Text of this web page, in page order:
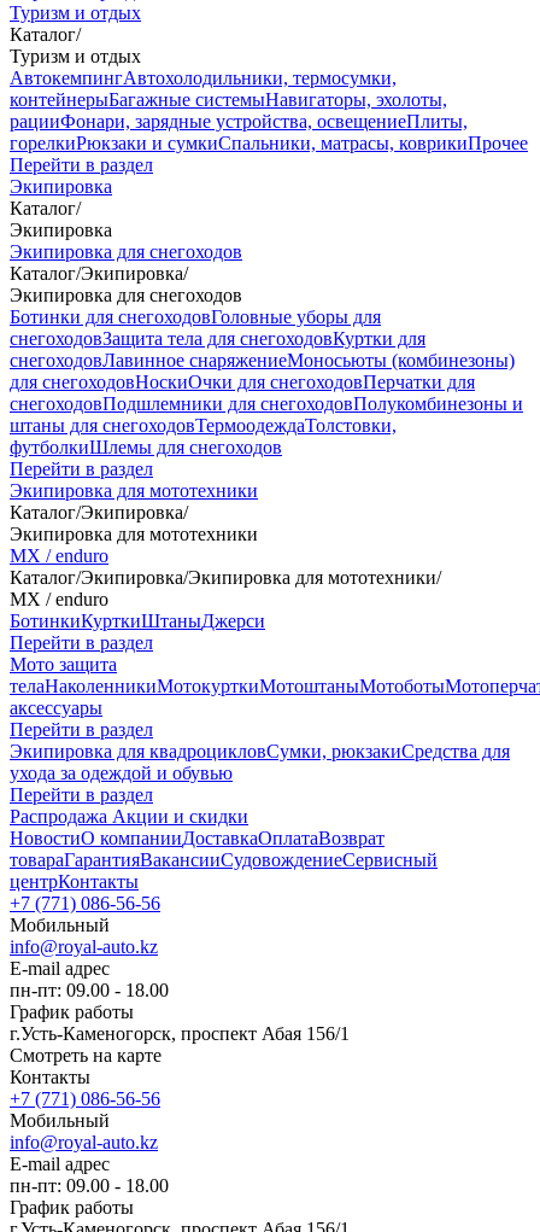
Туризм и отдых
Каталог/
Туризм и отдых
АвтокемпингАвтохолодильники, термосумки,
контейнерыБагажные системыНавигаторы, эхолоты,
рацииФонари, зарядные устройства, освещениеПлиты,
горелкиРюкзаки и сумкиСпальники, матрасы, коврикиПрочее
Перейти в раздел
Экипировка
Каталог/
Экипировка
Экипировка для снегоходов
Каталог/Экипировка/
Экипировка для снегоходов
Ботинки для снегоходовГоловные уборы для
снегоходовЗащита тела для снегоходовКуртки для
снегоходовЛавинное снаряжениеМоносьюты (комбинезоны)
для снегоходовНоскиОчки для снегоходовПерчатки для
снегоходовПодшлемники для снегоходовПолукомбинезоны и
штаны для снегоходовТермоодеждаТолстовки,
футболкиШлемы для снегоходов
Перейти в раздел
Экипировка для мототехники
Каталог/Экипировка/
Экипировка для мототехники
MX / enduro
Каталог/Экипировка/Экипировка для мототехники/
MX / enduro
БотинкиКурткиШтаныДжерси
Перейти в раздел
Мото защита
телаНаколенникиМотокурткиМотоштаныМотоботы
аксессуары
Перейти в раздел
Экипировка для квадроцикловСумки, рюкзакиСредства для
ухода за одеждой и обувью
Перейти в раздел
Распродажа Акции и скидки
НовостиО компанииДоставкаОплатаВозврат
товараГарантияВакансииСудовождениеСервисный
центрКонтакты
+7 (771) 086-56-56
Мобильный
info@royal-auto.kz
E-mail адрес
пн-пт: 09.00 - 18.00
График работы
г.Усть-Каменогорск, проспект Абая 156/1
Смотреть на карте
Контакты
+7 (771) 086-56-56
Мобильный
info@royal-auto.kz
E-mail адрес
пн-пт: 09.00 - 18.00
График работы